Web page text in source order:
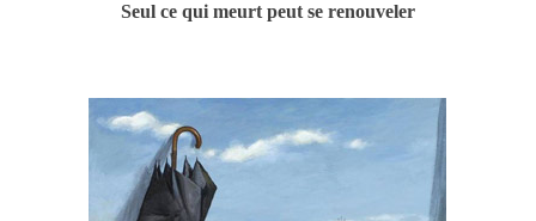
Seul ce qui meurt peut se renouveler